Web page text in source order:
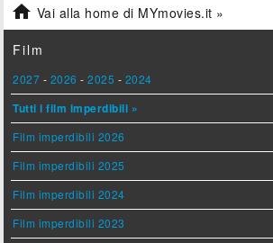
 Vai alla home di MYmovies.it »
Film
2027 - 2026 -2025 - 2024
Tutti i film imperdibili »
Film imperdibili 2026
Film imperdibili 2025
Film imperdibili 2024
Film imperdibili 2023